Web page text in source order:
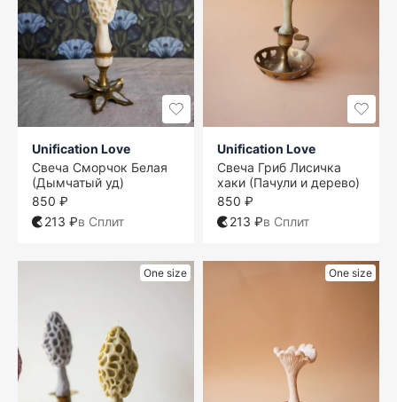
Unification Love
Свеча Сморчок Белая
(Дымчатый уд)
850 ₽
213 ₽в Сплит
Unification Love
Свеча Гриб Лисичка
хаки (Пачули и дерево)
850 ₽
213 ₽в Сплит
One size One size